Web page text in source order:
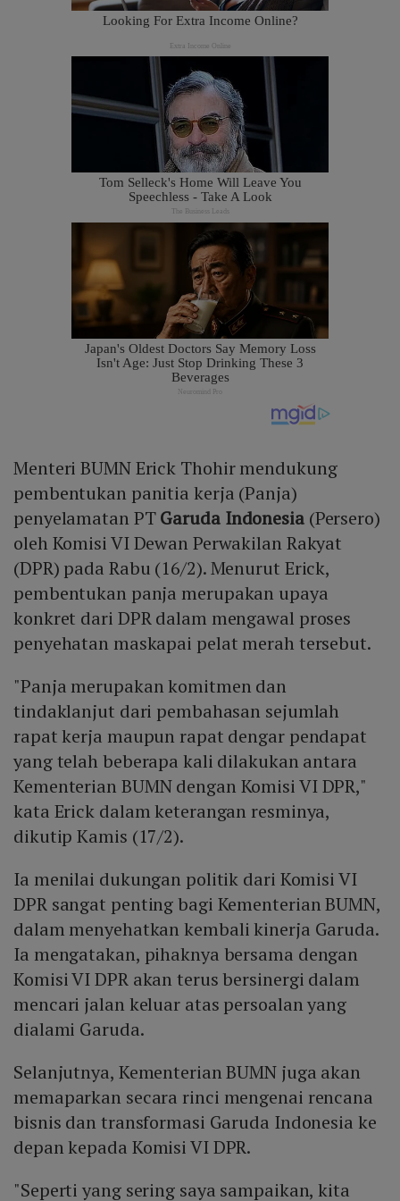
Menteri BUMN Erick Thohir mendukung
pembentukan panitia kerja (Panja)
penyelamatan PTGaruda Indonesia (Persero)
oleh Komisi VI Dewan Perwakilan Rakyat
(DPR) pada Rabu (16/2). Menurut Erick,
pembentukan panja merupakan upaya
konkret dari DPR dalam mengawal proses
penyehatan maskapai pelat merah tersebut.
"Panja merupakan komitmen dan
tindaklanjut dari pembahasan sejumlah
rapat kerja maupun rapat dengar pendapat
yang telah beberapa kali dilakukan antara
Kementerian BUMN dengan Komisi VI DPR,"
kata Erick dalam keterangan resminya,
dikutip Kamis (17/2).
Ia menilai dukungan politik dari Komisi VI
DPR sangat penting bagi Kementerian BUMN,
dalam menyehatkan kembali kinerja Garuda.
Ia mengatakan, pihaknya bersama dengan
Komisi VI DPR akan terus bersinergi dalam
mencari jalan keluar atas persoalan yang
dialami Garuda.
Selanjutnya, Kementerian BUMN juga akan
memaparkan secara rinci mengenai rencana
bisnis dan transformasi Garuda Indonesia ke
depan kepada Komisi VI DPR.
"Seperti yang sering saya sampaikan, kita